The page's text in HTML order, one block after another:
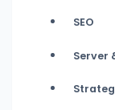
SEO
Server